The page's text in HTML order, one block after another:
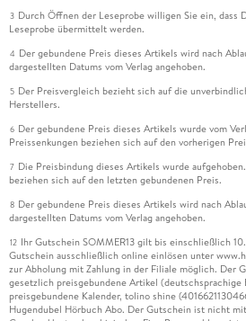
3 Durch Öffnen der Leseprobe willigen Sie ein, dass
Leseprobe übermittelt werden.
4 Der gebundene Preis dieses Artikels wird nach
dargestellten Datums vom Verlag angehoben.
5 Der Preisvergleich bezieht sich auf die
Herstellers.
6 Der gebundene Preis dieses Artikels wurde vom
Preissenkungen beziehen sich auf den vorherigen
7 Die Preisbindung dieses Artikels wurde
beziehen sich auf den letzten gebundenen Preis.
8 Der gebundene Preis dieses Artikels wird nach
dargestellten Datums vom Verlag angehoben.
12 Ihr Gutschein SOMMER13 gilt bis einschließlich
Gutschein ausschließlich online einlösen unter
zur Abholung mit Zahlung in der Filiale möglich. Der
gesetzlich preisgebundene Artikel (deutschsprachige
preisgebundene Kalender, tolino shine
Hugendubel Hörbuch Abo. Der Gutschein ist nicht